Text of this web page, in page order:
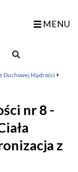
MENU
Duchowej Mądrości
nr 8 -
z